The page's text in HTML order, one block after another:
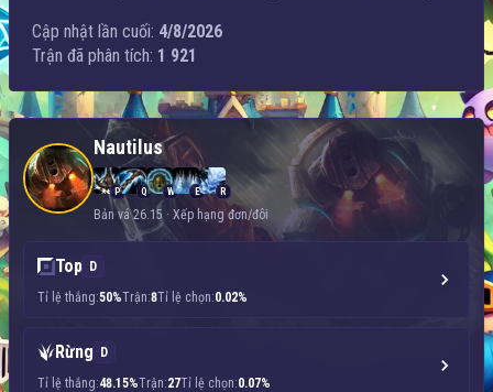
Cập nhật lần cuối: 4/8/2026
Trận đã phân tích: 1 921
Nautilus
P Q W E R
Bản vá 26.15 · Xếp hạng đơn/đôi
Top
D
Tỉ lệ thắng:50%Trận:8Tỉ lệ chọn:0.02%
Rừng
D
Tỉ lệ thắng:48.15%Trận:27Tỉ lệ chọn:0.07%